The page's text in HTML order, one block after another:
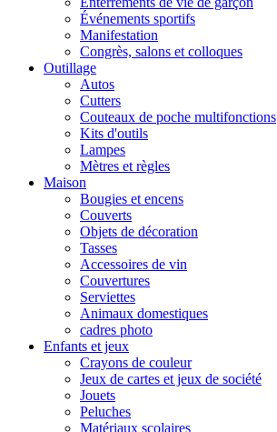
Événements sportifs
Manifestation
Congrès, salons et colloques
Outillage
Autos
Cutters
Couteaux de poche multifonctions
Kits d'outils
Lampes
Mètres et règles
Maison
Bougies et encens
Couverts
Objets de décoration
Tasses
Accessoires de vin
Couvertures
Serviettes
Animaux domestiques
cadres photo
Enfants et jeux
Crayons de couleur
Jeux de cartes et jeux de société
Jouets
Peluches
Matériaux scolaires